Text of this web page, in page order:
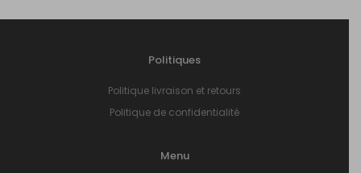
Politiques
Politique livraison et retours
Politique de confidentialité
Menu